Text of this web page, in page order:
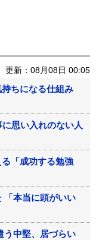
更新：08月08日 00:05
持ちになる仕組み
思い入れのない人
「成功する勉強
「本当に頭がいい
う中堅、居づらい